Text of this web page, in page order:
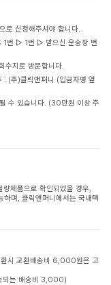
로 신청해주셔야 합니다.
1번 ▷ 1번 ▷ 받으신 운송장 번
수지로 방문합니다.
주)클릭앤퍼니 (입금자명 옆
수 있습니다. (30만원 이상 주
제품으로 확인되었을 경우,
며, 클릭앤퍼니에서는 국내택
환시 교환배송비 6,000원은 고
되는 배송비 3,000)